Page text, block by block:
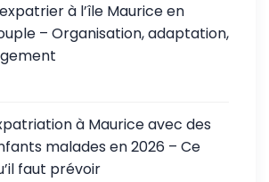
à l’île Maurice en
– Organisation, adaptation,
à Maurice avec des
malades en 2026 – Ce
faut prévoir